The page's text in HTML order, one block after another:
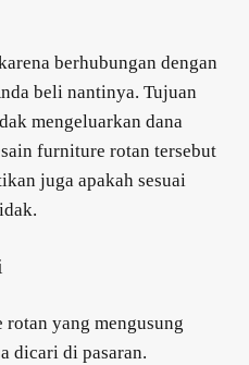
berhubungan dengan
beli nantinya. Tujuan
mengeluarkan dana
furniture rotan tersebut
juga apakah sesuai
yang mengusung
dicari di pasaran.